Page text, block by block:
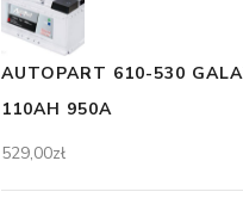
AUTOPART 610-530
110AH 950A
529,00zł